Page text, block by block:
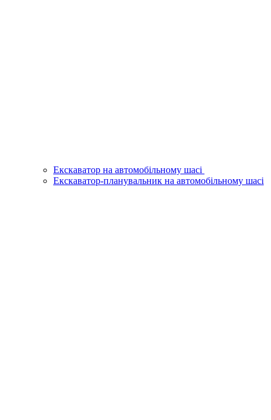
Екскаватор на автомобільному шасі
Екскаватор-планувальник на автомобільному шасі